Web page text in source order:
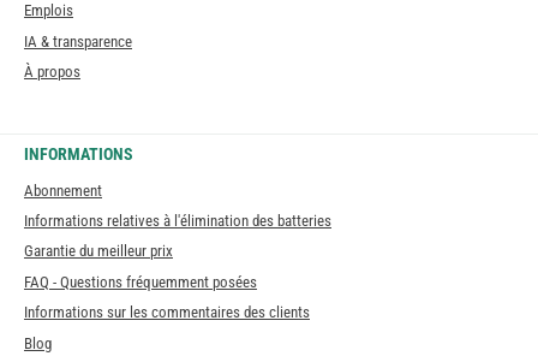
Emplois
IA & transparence
À propos
INFORMATIONS
Abonnement
Informations relatives à l'élimination des batteries
Garantie du meilleur prix
FAQ - Questions fréquemment posées
Informations sur les commentaires des clients
Blog